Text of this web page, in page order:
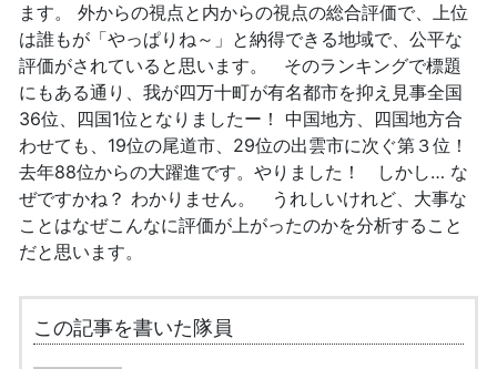
ます。 外からの視点と内からの視点の総合評価で、上位
は誰もが「やっぱりね～」と納得できる地域で、公平な
評価がされていると思います。 そのランキングで標題
にもある通り、我が四万十町が有名都市を抑え見事全国
36位、四国1位となりましたー！ 中国地方、四国地方合
わせても、19位の尾道市、29位の出雲市に次ぐ第３位！
去年88位からの大躍進です。やりました！ しかし… な
ぜですかね？ わかりません。 うれしいけれど、大事な
ことはなぜこんなに評価が上がったのかを分析すること
だと思います。
この記事を書いた隊員